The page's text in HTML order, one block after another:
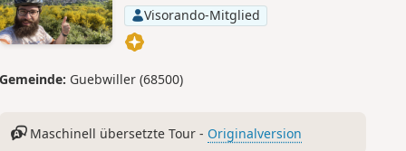
Visorando-Mitglied
Gemeinde: Guebwiller (68500)
Maschinell übersetzte Tour - Originalversion